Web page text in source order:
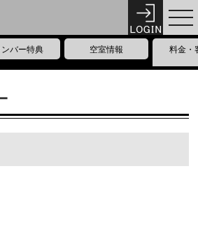
ンバー特典 空室情報
料金・
報